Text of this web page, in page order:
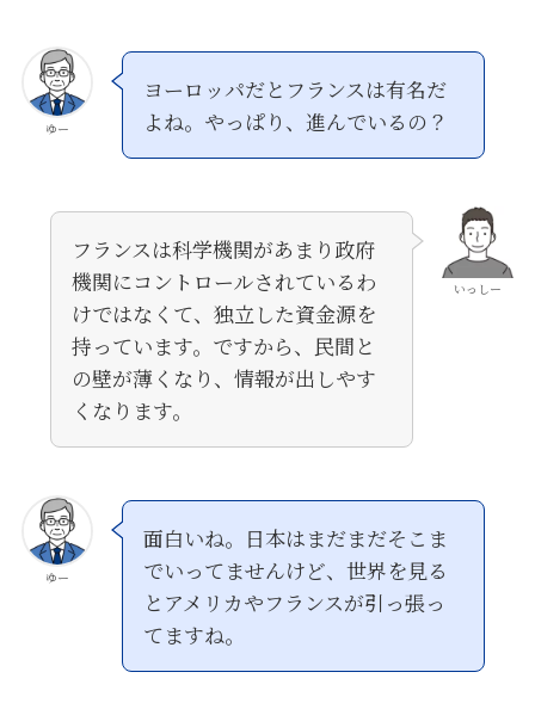
ゆー
ヨーロッパだとフランスは有名だ
よね。やっぱり、進んでいるの？
いっしー
フランスは科学機関があまり政府
機関にコントロールされているわ
けではなくて、独立した資金源を
持っています。ですから、民間と
の壁が薄くなり、情報が出しやす
くなります。
ゆー
面白いね。日本はまだまだそこま
でいってませんけど、世界を見る
とアメリカやフランスが引っ張っ
てますね。